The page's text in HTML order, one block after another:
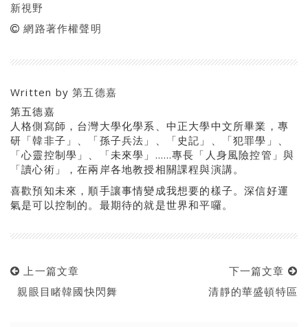
新視野
網路著作權聲明
Written by第五德嘉
第五德嘉
人格側寫師，台灣大學化學系、中正大學中文所畢業，專
研「韓非子」、「孫子兵法」、「史記」、「犯罪學」、
「心靈控制學」、「未來學」……專長「人身風險控管」與
「讀心術」，在兩岸各地教授相關課程與演講。
喜歡預知未來，順手讓事情變成我想要的樣子。深信好運
氣是可以控制的。最期待的就是世界和平囉。
上一篇文章
親眼目睹韓國快閃舞
下一篇文章
清靜的華盛頓特區